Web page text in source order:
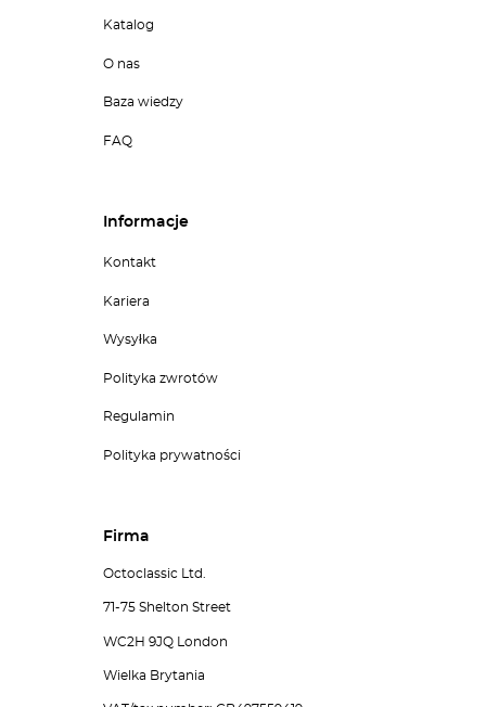
Katalog
O nas
Baza wiedzy
FAQ
Informacje
Kontakt
Kariera
Wysyłka
Polityka zwrotów
Regulamin
Polityka prywatności
Firma
Octoclassic Ltd.
71-75 Shelton Street
WC2H 9JQ London
Wielka Brytania